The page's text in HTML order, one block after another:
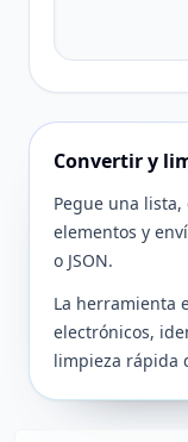
Convertir y
Pegue una
elementos y
o JSON.
La herramienta
electrónicos,
limpieza rápida